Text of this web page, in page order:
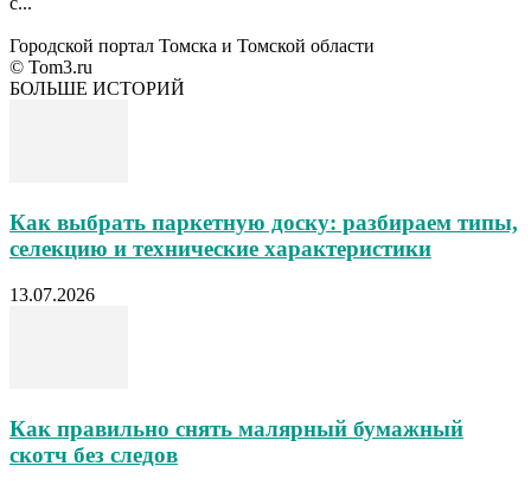
Городской портал Томска и Томской области
© Tom3.ru
БОЛЬШЕ ИСТОРИЙ
Как выбрать паркетную доску: разбираем типы,
селекцию и технические характеристики
13.07.2026
Как правильно снять малярный бумажный
скотч без следов